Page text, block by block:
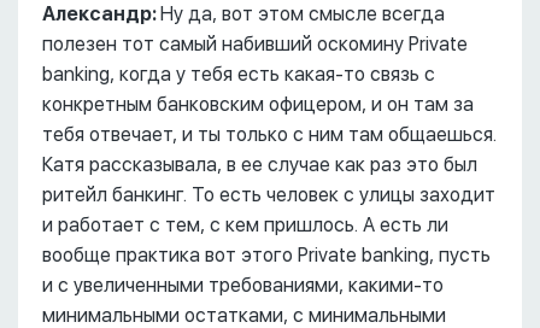
Александр:Ну да, вот этом смысле всегда
полезен тот самый набивший оскомину Private
banking, когда у тебя есть какая-то связь с
конкретным банковским офицером, и он там за
тебя отвечает, и ты только с ним там общаешься.
Катя рассказывала, в ее случае как раз это был
ритейл банкинг. То есть человек с улицы заходит
и работает с тем, с кем пришлось. А есть ли
вообще практика вот этого Private banking, пусть
и с увеличенными требованиями, какими-то
минимальными остатками, с минимальными